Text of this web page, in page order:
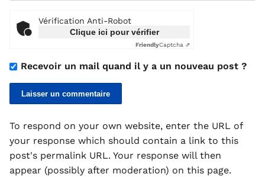
Vérification Anti-Robot
Clique ici pour vérifier
FriendlyCaptcha ⇗
Recevoir un mail quand il y a un nouveau post ?
To respond on your own website, enter the URL of
your response which should contain a link to this
post's permalink URL. Your response will then
appear (possibly after moderation) on this page.